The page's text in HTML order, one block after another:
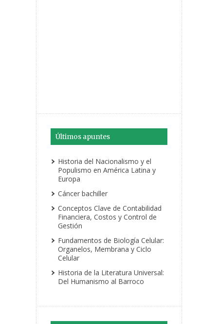
Últimos apuntes
Historia del Nacionalismo y el
Populismo en América Latina y
Europa
Cáncer bachiller
Conceptos Clave de Contabilidad
Financiera, Costos y Control de
Gestión
Fundamentos de Biología Celular:
Organelos, Membrana y Ciclo
Celular
Historia de la Literatura Universal:
Del Humanismo al Barroco